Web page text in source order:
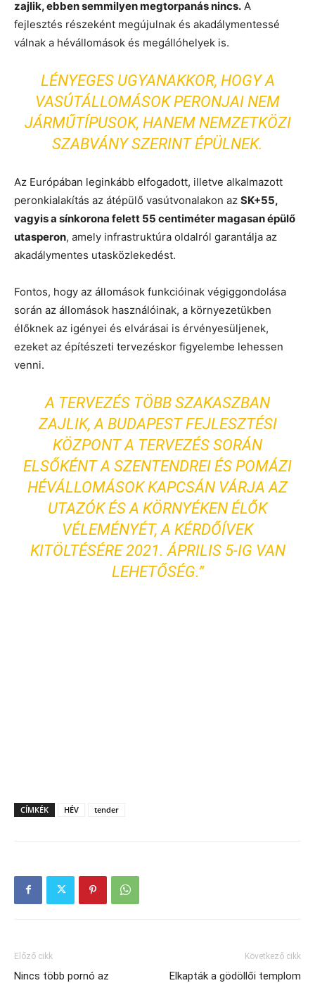
zajlik, ebben semmilyen megtorpanás nincs. A
fejlesztés részeként megújulnak és akadálymentessé
válnak a hévállomások és megállóhelyek is.
LÉNYEGES UGYANAKKOR, HOGY A
VASÚTÁLLOMÁSOK PERONJAI NEM
JÁRMŰTÍPUSOK, HANEM NEMZETKÖZI
SZABVÁNY SZERINT ÉPÜLNEK.
Az Európában leginkább elfogadott, illetve alkalmazott
peronkialakítás az átépülő vasútvonalakon az SK+55,
vagyis a sínkorona felett 55 centiméter magasan épülő
utasperon, amely infrastruktúra oldalról garantálja az
akadálymentes utasközlekedést.
Fontos, hogy az állomások funkcióinak végiggondolása
során az állomások használóinak, a környezetükben
élőknek az igényei és elvárásai is érvényesüljenek,
ezeket az építészeti tervezéskor figyelembe lehessen
venni.
A TERVEZÉS TÖBB SZAKASZBAN
ZAJLIK, A BUDAPEST FEJLESZTÉSI
KÖZPONT A TERVEZÉS SORÁN
ELSŐKÉNT A SZENTENDREI ÉS POMÁZI
HÉVÁLLOMÁSOK KAPCSÁN VÁRJA AZ
UTAZÓK ÉS A KÖRNYÉKEN ÉLŐK
VÉLEMÉNYÉT, A KÉRDŐÍVEK
KITÖLTÉSÉRE 2021. ÁPRILIS 5-IG VAN
LEHETŐSÉG.”
CÍMKÉK HÉV tender
Előző cikk
Nincs több pornó az
Következő cikk
Elkapták a gödöllői templom